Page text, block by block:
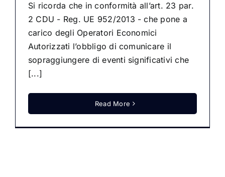
Si ricorda che in conformità all’art. 23 par.
2 CDU - Reg. UE 952/2013 - che pone a
carico degli Operatori Economici
Autorizzati l’obbligo di comunicare il
sopraggiungere di eventi significativi che
[...]
Read More